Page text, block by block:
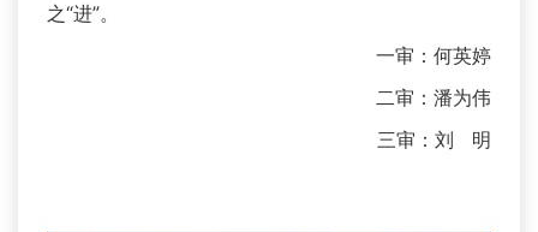
之“进”。
一审：何英婷
二审：潘为伟
三审：刘 明